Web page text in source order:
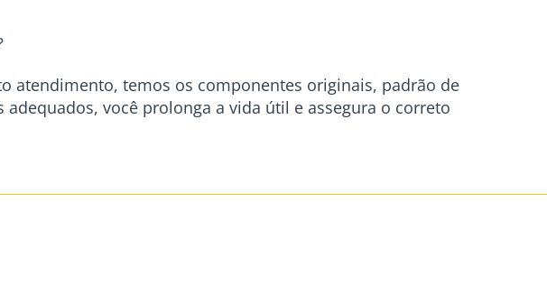
atendimento, temos os componentes originais, padrão de
você prolonga a vida útil e assegura o correto